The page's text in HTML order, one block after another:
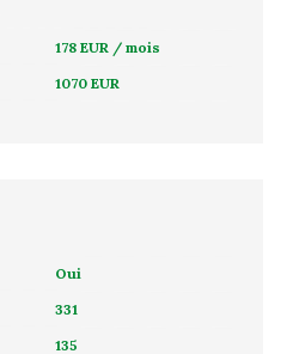
178 EUR / mois
1070 EUR
Oui
331
135